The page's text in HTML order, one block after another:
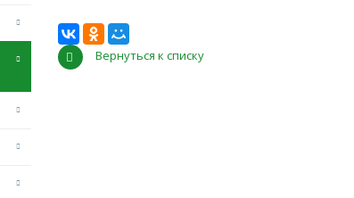
Вернуться к списку